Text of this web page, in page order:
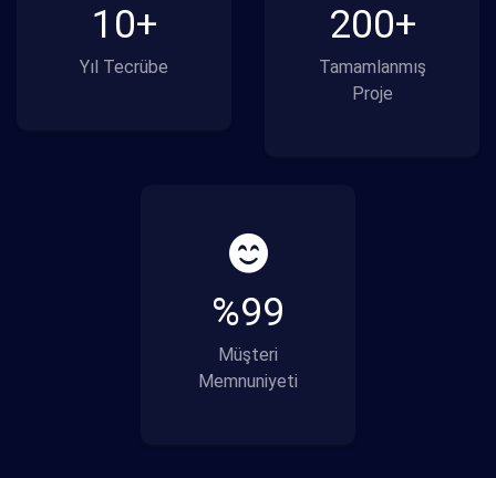
10+
Yıl Tecrübe
200+
Tamamlanmış
Proje
%99
Müşteri
Memnuniyeti